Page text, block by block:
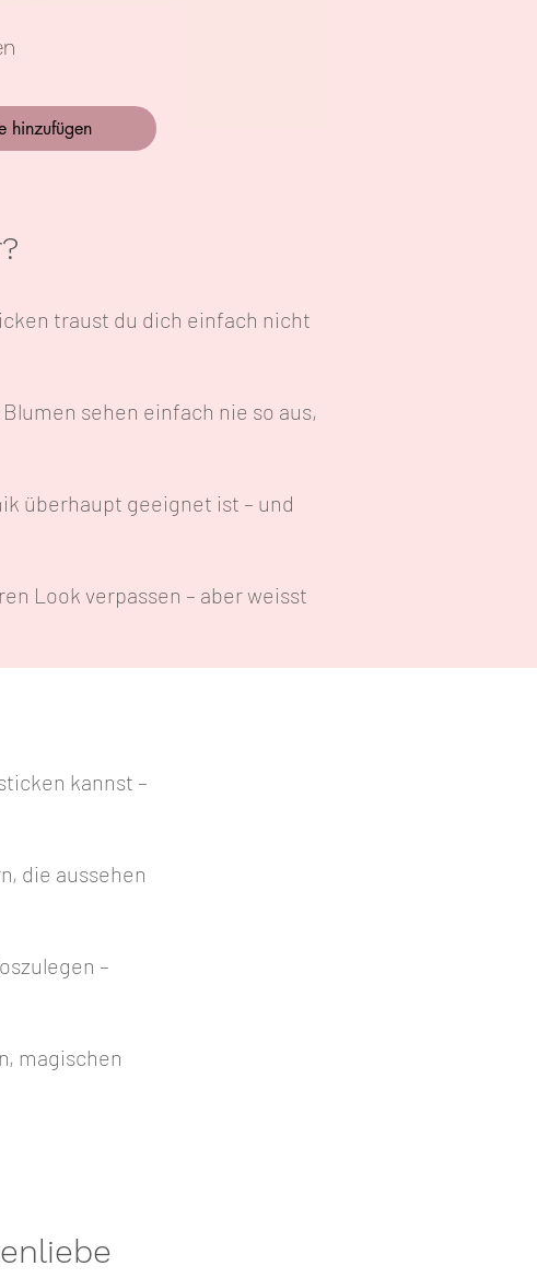
hinzufügen
traust du dich einfach nicht
sehen einfach nie so aus,
überhaupt geeignet ist – und
Look verpassen – aber weisst
kannst –
die aussehen
–
magischen